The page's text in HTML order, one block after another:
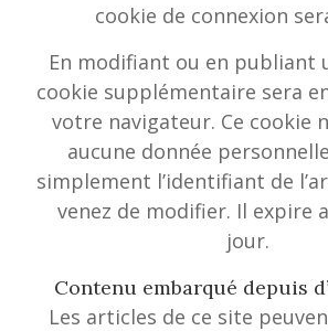
cookie de connexion
En modifiant ou en publiant
cookie supplémentaire sera
votre navigateur. Ce cookie
aucune donnée
simplement l’identifiant de
venez de modifier. Il expire
jour.
Contenu embarqué depuis
Les articles de ce site